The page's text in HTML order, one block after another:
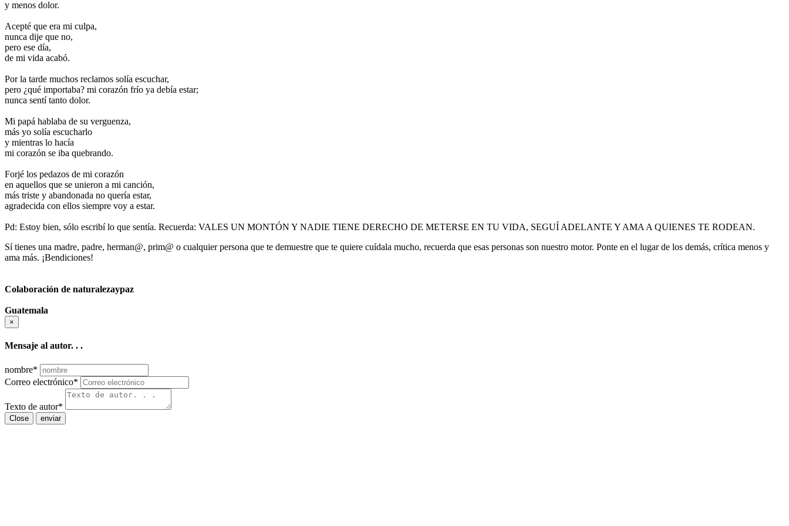
y menos dolor.
Acepté que era mi culpa,
nunca dije que no,
pero ese día,
de mi vida acabó.
Por la tarde muchos reclamos solía escuchar,
pero ¿qué importaba? mi corazón frío ya debía estar;
nunca sentí tanto dolor.
Mi papá hablaba de su verguenza,
más yo solía escucharlo
y mientras lo hacía
mi corazón se iba quebrando.
Forjé los pedazos de mi corazón
en aquellos que se unieron a mi canción,
más triste y abandonada no quería estar,
agradecida con ellos siempre voy a estar.
Pd: Estoy bien, sólo escribí lo que sentía. Recuerda: VALES UN MONTÓN Y NADIE TIENE DERECHO DE METERSE EN TU VIDA, SEGUÍ ADELANTE Y AMA A QUIENES TE RODEAN.
Sí tienes una madre, padre, herman@, prim@ o cualquier persona que te demuestre que te quiere cuídala mucho, recuerda que esas personas son nuestro motor. Ponte en el lugar de los demás, crítica menos y
ama más. ¡Bendiciones!
Colaboración de naturalezaypaz
Guatemala
×
Mensaje al autor. . .
nombre*
Correo electrónico*
Texto de autor*
Close enviar